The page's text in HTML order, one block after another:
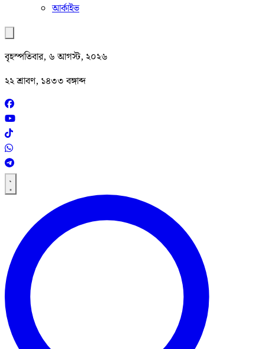
আর্কাইভ
বৃহস্পতিবার, ৬ আগস্ট, ২০২৬
২২ শ্রাবণ, ১৪৩৩ বঙ্গাব্দ